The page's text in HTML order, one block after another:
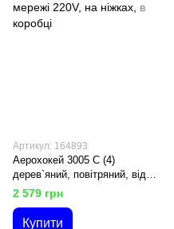
Артикул: 164893
Аерохокей 3005 C (4)
дерев`яний, повітряний, від
мережі 220V, на ніжках, в
2 579 грн
Купити